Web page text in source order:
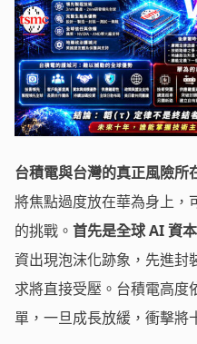
台積電與台灣的真正風險所
將焦點過度放在華為身上，
的挑戰。 首先是全球 AI 資
資出現泡沫化跡象，先進封
求將直接受壓。台積電高度
單，一旦成長放緩，衝擊將